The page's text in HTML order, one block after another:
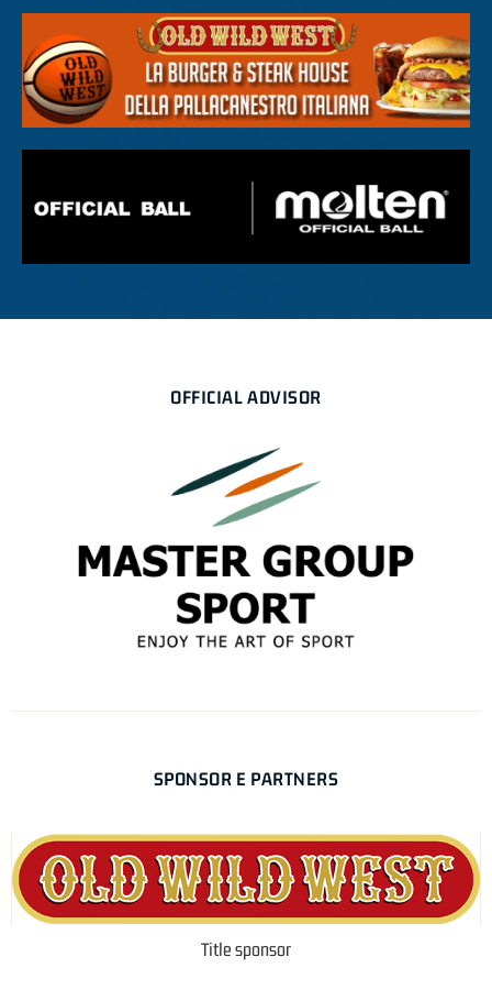
OFFICIAL ADVISOR
SPONSOR E PARTNERS
Title sponsor